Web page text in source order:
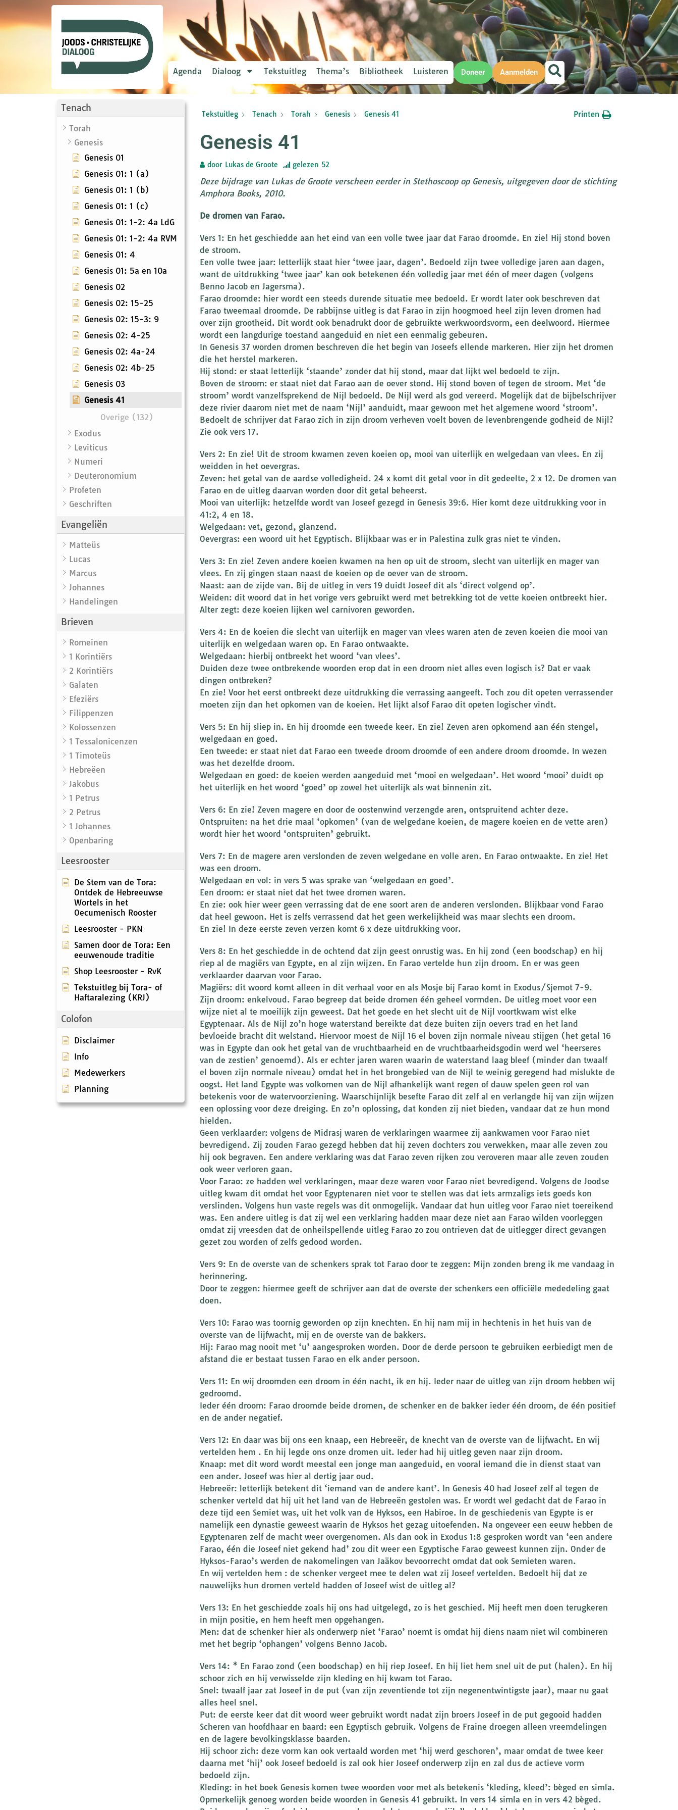
Agenda Dialoog Tekstuitleg Thema’s Bibliotheek Luisteren Doneer Aanmelden
Tenach
Torah
Genesis
Genesis 01
Genesis 01: 1 (a)
Genesis 01: 1 (b)
Genesis 01: 1 (c)
Genesis 01: 1-2: 4a LdG
Genesis 01: 1-2: 4a RVM
Genesis 01: 4
Genesis 01: 5a en 10a
Genesis 02
Genesis 02: 15-25
Genesis 02: 15-3: 9
Genesis 02: 4-25
Genesis 02: 4a-24
Genesis 02: 4b-25
Genesis 03
Genesis 41
Overige (132)
Exodus
Leviticus
Numeri
Deuteronomium
Profeten
Geschriften
Evangeliën
Matteüs
Lucas
Marcus
Johannes
Handelingen
Brieven
Romeinen
1 Korintiërs
2 Korintiërs
Galaten
Efeziërs
Filippenzen
Kolossenzen
1 Tessalonicenzen
1 Timoteüs
Hebreëen
Jakobus
1 Petrus
2 Petrus
1 Johannes
Openbaring
Leesrooster
De Stem van de Tora:
Ontdek de Hebreeuwse
Wortels in het
Oecumenisch Rooster
Leesrooster - PKN
Samen door de Tora: Een
eeuwenoude traditie
Shop Leesrooster - RvK
Tekstuitleg bij Tora- of
Haftaralezing (KRJ)
Colofon
Disclaimer
Info
Medewerkers
Planning
Tekstuitleg Tenach Torah Genesis Genesis 41 Printen
Genesis 41
door Lukas de Groote gelezen 52
Deze bijdrage van Lukas de Groote verscheen eerder in Stethoscoop op Genesis, uitgegeven door de stichting
Amphora Books, 2010.
De dromen van Farao.
Vers 1: En het geschiedde aan het eind van een volle twee jaar dat Farao droomde. En zie! Hij stond boven
de stroom.
Een volle twee jaar: letterlijk staat hier ‘twee jaar, dagen’. Bedoeld zijn twee volledige jaren aan dagen,
want de uitdrukking ‘twee jaar’ kan ook betekenen één volledig jaar met één of meer dagen (volgens
Benno Jacob en Jagersma).
Farao droomde: hier wordt een steeds durende situatie mee bedoeld. Er wordt later ook beschreven dat
Farao tweemaal droomde. De rabbijnse uitleg is dat Farao in zijn hoogmoed heel zijn leven dromen had
over zijn grootheid. Dit wordt ook benadrukt door de gebruikte werkwoordsvorm, een deelwoord. Hiermee
wordt een langdurige toestand aangeduid en niet een eenmalig gebeuren.
In Genesis 37 worden dromen beschreven die het begin van Joseefs ellende markeren. Hier zijn het dromen
die het herstel markeren.
Hij stond: er staat letterlijk ‘staande’ zonder dat hij stond, maar dat lijkt wel bedoeld te zijn.
Boven de stroom: er staat niet dat Farao aan de oever stond. Hij stond boven of tegen de stroom. Met ‘de
stroom’ wordt vanzelfsprekend de Nijl bedoeld. De Nijl werd als god vereerd. Mogelijk dat de bijbelschrijver
deze rivier daarom niet met de naam ‘Nijl’ aanduidt, maar gewoon met het algemene woord ‘stroom’.
Bedoelt de schrijver dat Farao zich in zijn droom verheven voelt boven de levenbrengende godheid de Nijl?
Zie ook vers 17.
Vers 2: En zie! Uit de stroom kwamen zeven koeien op, mooi van uiterlijk en welgedaan van vlees. En zij
weidden in het oevergras.
Zeven: het getal van de aardse volledigheid. 24 x komt dit getal voor in dit gedeelte, 2 x 12. De dromen van
Farao en de uitleg daarvan worden door dit getal beheerst.
Mooi van uiterlijk: hetzelfde wordt van Joseef gezegd in Genesis 39:6. Hier komt deze uitdrukking voor in
41:2, 4 en 18.
Welgedaan: vet, gezond, glanzend.
Oevergras: een woord uit het Egyptisch. Blijkbaar was er in Palestina zulk gras niet te vinden.
Vers 3: En zie! Zeven andere koeien kwamen na hen op uit de stroom, slecht van uiterlijk en mager van
vlees. En zij gingen staan naast de koeien op de oever van de stroom.
Naast: aan de zijde van. Bij de uitleg in vers 19 duidt Joseef dit als ‘direct volgend op’.
Weiden: dit woord dat in het vorige vers gebruikt werd met betrekking tot de vette koeien ontbreekt hier.
Alter zegt: deze koeien lijken wel carnivoren geworden.
Vers 4: En de koeien die slecht van uiterlijk en mager van vlees waren aten de zeven koeien die mooi van
uiterlijk en welgedaan waren op. En Farao ontwaakte.
Welgedaan: hierbij ontbreekt het woord ‘van vlees’.
Duiden deze twee ontbrekende woorden erop dat in een droom niet alles even logisch is? Dat er vaak
dingen ontbreken?
En zie! Voor het eerst ontbreekt deze uitdrukking die verrassing aangeeft. Toch zou dit opeten verrassender
moeten zijn dan het opkomen van de koeien. Het lijkt alsof Farao dit opeten logischer vindt.
Vers 5: En hij sliep in. En hij droomde een tweede keer. En zie! Zeven aren opkomend aan één stengel,
welgedaan en goed.
Een tweede: er staat niet dat Farao een tweede droom droomde of een andere droom droomde. In wezen
was het dezelfde droom.
Welgedaan en goed: de koeien werden aangeduid met ‘mooi en welgedaan’. Het woord ‘mooi’ duidt op
het uiterlijk en het woord ‘goed’ op zowel het uiterlijk als wat binnenin zit.
Vers 6: En zie! Zeven magere en door de oostenwind verzengde aren, ontspruitend achter deze.
Ontspruiten: na het drie maal ‘opkomen’ (van de welgedane koeien, de magere koeien en de vette aren)
wordt hier het woord ‘ontspruiten’ gebruikt.
Vers 7: En de magere aren verslonden de zeven welgedane en volle aren. En Farao ontwaakte. En zie! Het
was een droom.
Welgedaan en vol: in vers 5 was sprake van ‘welgedaan en goed’.
Een droom: er staat niet dat het twee dromen waren.
En zie: ook hier weer geen verrassing dat de ene soort aren de anderen verslonden. Blijkbaar vond Farao
dat heel gewoon. Het is zelfs verrassend dat het geen werkelijkheid was maar slechts een droom.
En zie! In deze eerste zeven verzen komt 6 x deze uitdrukking voor.
Vers 8: En het geschiedde in de ochtend dat zijn geest onrustig was. En hij zond (een boodschap) en hij
riep al de magiërs van Egypte, en al zijn wijzen. En Farao vertelde hun zijn droom. En er was geen
verklaarder daarvan voor Farao.
Magiërs: dit woord komt alleen in dit verhaal voor en als Mosje bij Farao komt in Exodus/Sjemot 7-9.
Zijn droom: enkelvoud. Farao begreep dat beide dromen één geheel vormden. De uitleg moet voor een
wijze niet al te moeilijk zijn geweest. Dat het goede en het slecht uit de Nijl voortkwam wist elke
Egyptenaar. Als de Nijl zo’n hoge waterstand bereikte dat deze buiten zijn oevers trad en het land
bevloeide bracht dit welstand. Hiervoor moest de Nijl 16 el boven zijn normale niveau stijgen (het getal 16
was in Egypte dan ook het getal van de vruchtbaarheid en de vruchtbaarheidsgodin werd wel ‘heerseres
van de zestien’ genoemd). Als er echter jaren waren waarin de waterstand laag bleef (minder dan twaalf
el boven zijn normale niveau) omdat het in het brongebied van de Nijl te weinig geregend had mislukte de
oogst. Het land Egypte was volkomen van de Nijl afhankelijk want regen of dauw spelen geen rol van
betekenis voor de watervoorziening. Waarschijnlijk besefte Farao dit zelf al en verlangde hij van zijn wijzen
een oplossing voor deze dreiging. En zo’n oplossing, dat konden zij niet bieden, vandaar dat ze hun mond
hielden.
Geen verklaarder: volgens de Midrasj waren de verklaringen waarmee zij aankwamen voor Farao niet
bevredigend. Zij zouden Farao gezegd hebben dat hij zeven dochters zou verwekken, maar alle zeven zou
hij ook begraven. Een andere verklaring was dat Farao zeven rijken zou veroveren maar alle zeven zouden
ook weer verloren gaan.
Voor Farao: ze hadden wel verklaringen, maar deze waren voor Farao niet bevredigend. Volgens de Joodse
uitleg kwam dit omdat het voor Egyptenaren niet voor te stellen was dat iets armzaligs iets goeds kon
verslinden. Volgens hun vaste regels was dit onmogelijk. Vandaar dat hun uitleg voor Farao niet toereikend
was. Een andere uitleg is dat zij wel een verklaring hadden maar deze niet aan Farao wilden voorleggen
omdat zij vreesden dat de onheilspellende uitleg Farao zo zou ontrieven dat de uitlegger direct gevangen
gezet zou worden of zelfs gedood worden.
Vers 9: En de overste van de schenkers sprak tot Farao door te zeggen: Mijn zonden breng ik me vandaag in
herinnering.
Door te zeggen: hiermee geeft de schrijver aan dat de overste der schenkers een officiële mededeling gaat
doen.
Vers 10: Farao was toornig geworden op zijn knechten. En hij nam mij in hechtenis in het huis van de
overste van de lijfwacht, mij en de overste van de bakkers.
Hij: Farao mag nooit met ‘u’ aangesproken worden. Door de derde persoon te gebruiken eerbiedigt men de
afstand die er bestaat tussen Farao en elk ander persoon.
Vers 11: En wij droomden een droom in één nacht, ik en hij. Ieder naar de uitleg van zijn droom hebben wij
gedroomd.
Ieder één droom: Farao droomde beide dromen, de schenker en de bakker ieder één droom, de één positief
en de ander negatief.
Vers 12: En daar was bij ons een knaap, een Hebreeër, de knecht van de overste van de lijfwacht. En wij
vertelden hem . En hij legde ons onze dromen uit. Ieder had hij uitleg geven naar zijn droom.
Knaap: met dit word wordt meestal een jonge man aangeduid, en vooral iemand die in dienst staat van
een ander. Joseef was hier al dertig jaar oud.
Hebreeër: letterlijk betekent dit ‘iemand van de andere kant’. In Genesis 40 had Joseef zelf al tegen de
schenker verteld dat hij uit het land van de Hebreeën gestolen was. Er wordt wel gedacht dat de Farao in
deze tijd een Semiet was, uit het volk van de Hyksos, een Habiroe. In de geschiedenis van Egypte is er
namelijk een dynastie geweest waarin de Hyksos het gezag uitoefenden. Na ongeveer een eeuw hebben de
Egyptenaren zelf de macht weer overgenomen. Als dan ook in Exodus 1:8 gesproken wordt van ‘een andere
Farao, één die Joseef niet gekend had’ zou dit weer een Egyptische Farao geweest kunnen zijn. Onder de
Hyksos-Farao’s werden de nakomelingen van Jaäkov bevoorrecht omdat dat ook Semieten waren.
En wij vertelden hem : de schenker vergeet mee te delen wat zij Joseef vertelden. Bedoelt hij dat ze
nauwelijks hun dromen verteld hadden of Joseef wist de uitleg al?
Vers 13: En het geschiedde zoals hij ons had uitgelegd, zo is het geschied. Mij heeft men doen terugkeren
in mijn positie, en hem heeft men opgehangen.
Men: dat de schenker hier als onderwerp niet ‘Farao’ noemt is omdat hij diens naam niet wil combineren
met het begrip ‘ophangen’ volgens Benno Jacob.
Vers 14: * En Farao zond (een boodschap) en hij riep Joseef. En hij liet hem snel uit de put (halen). En hij
schoor zich en hij verwisselde zijn kleding en hij kwam tot Farao.
Snel: twaalf jaar zat Joseef in de put (van zijn zeventiende tot zijn negenentwintigste jaar), maar nu gaat
alles heel snel.
Put: de eerste keer dat dit woord weer gebruikt wordt nadat zijn broers Joseef in de put gegooid hadden
Scheren van hoofdhaar en baard: een Egyptisch gebruik. Volgens de Fraine droegen alleen vreemdelingen
en de lagere bevolkingsklasse baarden.
Hij schoor zich: deze vorm kan ook vertaald worden met ‘hij werd geschoren’, maar omdat de twee keer
daarna met ‘hij’ ook Joseef bedoeld is zal ook hier Joseef onderwerp zijn en zal dus de actieve vorm
bedoeld zijn.
Kleding: in het boek Genesis komen twee woorden voor met als betekenis ‘kleding, kleed’: bèged en simla.
Opmerkelijk genoeg worden beide woorden in Genesis 41 gebruikt. In vers 14 simla en in vers 42 bèged.